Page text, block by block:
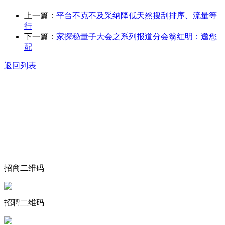
上一篇： 平台不克不及采纳降低天然搜刮排序、流量等
行
下一篇： 家探秘量子大会之系列报道分会翁红明：邀您
配
返回列表
招商二维码
招聘二维码